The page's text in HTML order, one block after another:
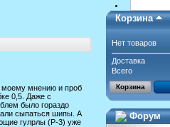
моему мнению и проб
0,5. Даже с
было гораздо
сыпаться шипы. А
гулрлы (P-3) уже
Корзина
Нет товаров
Доставка
Всего
Корзина
Форум